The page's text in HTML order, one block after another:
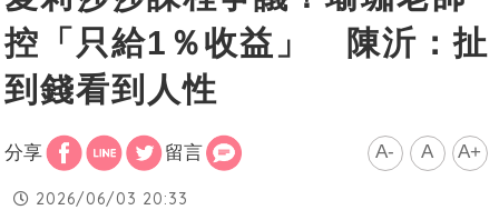
控「只給1％收益」 陳沂：扯
到錢看到人性
分享 留言 A- A A+
2026/06/03 20:33